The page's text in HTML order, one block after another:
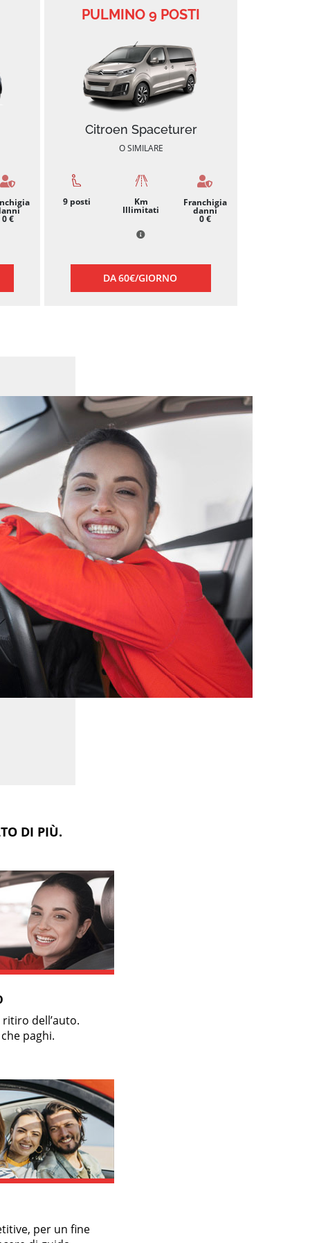
0 €
PULMINO 9 POSTI
Citroen Spaceturer
O SIMILARE
9 posti Km
Illimitati
Franchigia
danni
0 €
DA60€/GIORNO
DI PIÙ.
dell’auto.
paghi.
per un fine